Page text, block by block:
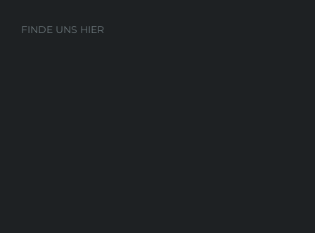
FINDE UNS HIER